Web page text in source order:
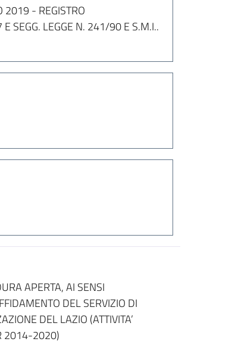
2019 - REGISTRO
SEGG. LEGGE N. 241/90 E S.M.I..
APERTA, AI SENSI
DEL SERVIZIO DI
DEL LAZIO (ATTIVITA’
2014-2020)